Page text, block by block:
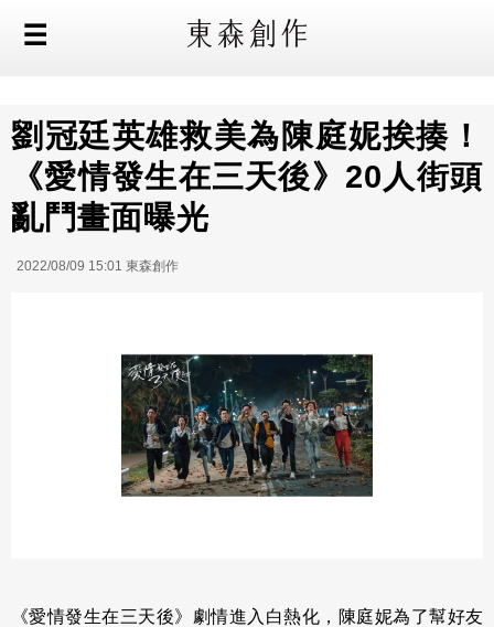
劉冠廷英雄救美為陳庭妮挨揍！
《愛情發生在三天後》20人街頭
亂鬥畫面曝光
2022/08/09 15:01 東森創作
《愛情發生在三天後》劇情進入白熱化，陳庭妮為了幫好友